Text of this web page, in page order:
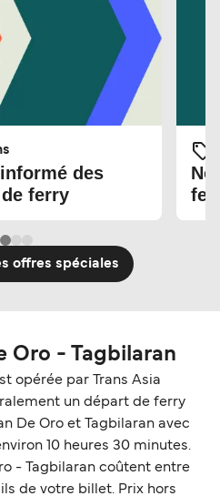
des
ferry
offres spéciales
Oro - Tagbilaran
opérée par Trans Asia
un départ de ferry
De Oro et Tagbilaran avec
10 heures 30 minutes.
- Tagbilaran coûtent entre
de votre billet. Prix hors